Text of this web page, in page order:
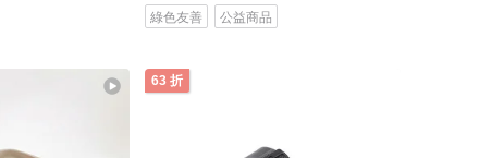
綠色友善 公益商品
63 折